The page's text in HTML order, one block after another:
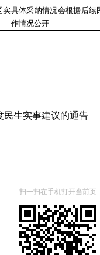
实具体采纳情况会根据后续
作情况公开
民生实事建议的通告
扫一扫在手机打开当前页